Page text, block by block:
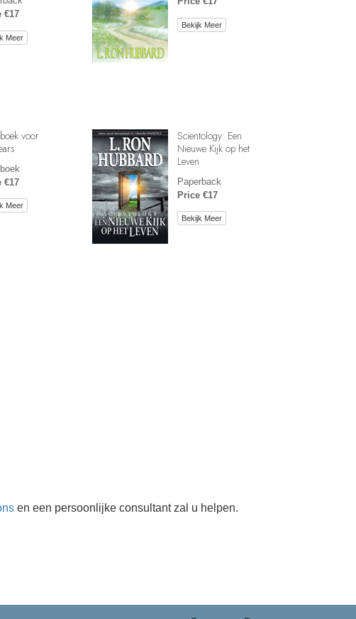
€17
Meer
Bekijk Meer
voor
€17
Meer
Scientology: Een
Nieuwe Kijk op het
Leven
Paperback
Price €17
Bekijk Meer
en een persoonlijke consultant zal u helpen.